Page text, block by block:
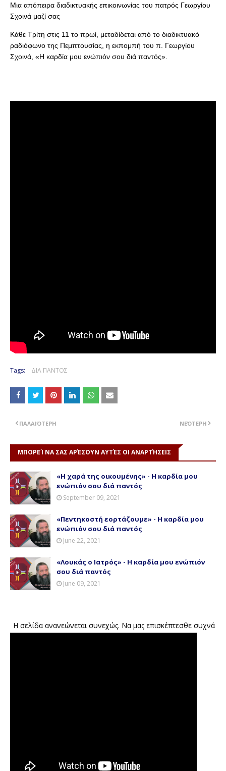
Μια απόπειρα διαδικτυακής επικοινωνίας του πατρός Γεωργίου
Σχοινά μαζί σας
Κάθε Τρίτη στις 11 το πρωί, μεταδίδεται από το διαδικτυακό
ραδιόφωνο της Πεμπτουσίας, η εκπομπή του π. Γεωργίου
Σχοινά, «Η καρδία μου ενώπιόν σου διά παντός».
Tags: ΔΙΑ ΠΑΝΤΟΣ
ΝΕΌΤΕΡΗ
ΠΑΛΑΙΌΤΕΡΗ
ΜΠΟΡΕΊ ΝΑ ΣΑΣ ΑΡΈΣΟΥΝ ΑΥΤΈΣ ΟΙ ΑΝΑΡΤΉΣΕΙΣ
«Η χαρά της οικουμένης» - Η καρδία μου
ενώπιόν σου διά παντός
September 09, 2021
«Πεντηκοστή εορτάζουμε» - Η καρδία μου
ενώπιόν σου διά παντός
June 22, 2021
«Λουκάς ο Ιατρός» - Η καρδία μου ενώπιόν
σου διά παντός
June 09, 2021
Η σελίδα ανανεώνεται συνεχώς. Να μας επισκέπτεσθε συχνά